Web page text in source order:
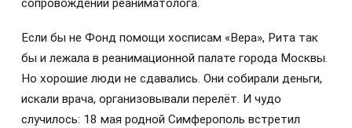
сопровождении реаниматолога.
Если бы не Фонд помощи хосписам «Вера», Рита так
бы и лежала в реанимационной палате города Москвы.
Но хорошие люди не сдавались. Они собирали деньги,
искали врача, организовывали перелёт. И чудо
случилось: 18 мая родной Симферополь встретил